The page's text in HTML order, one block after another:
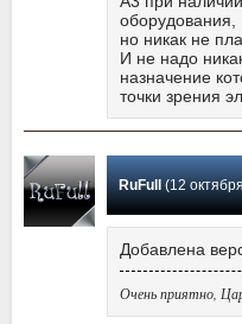
но никак не
И не надо
назначение
точки зрения
RuFull (12 октября
Добавлена
Очень приятно,